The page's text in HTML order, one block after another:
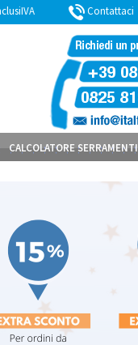
Contattaci
CALCOLATORE SERRAMENTI